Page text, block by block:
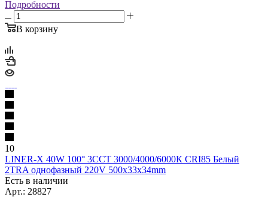
Подробности
В корзину
10
LINER-X 40W 100° 3ССТ 3000/4000/6000К CRI85 Белый
2TRA однофазный 220V 500x33x34mm
Есть в наличии
Арт.: 28827